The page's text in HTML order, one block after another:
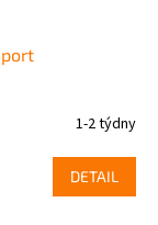
1-2 týdny
DETAIL